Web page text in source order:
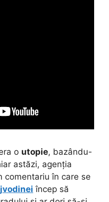
o utopie, bazându-
astăzi, agenția
comentariu în care se
încep să